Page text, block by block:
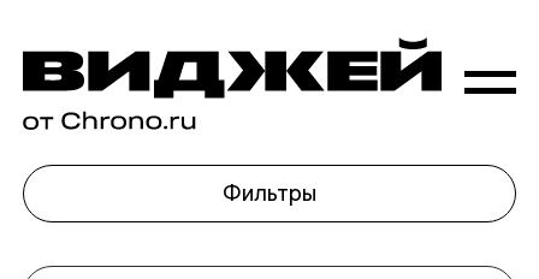
Фильтры